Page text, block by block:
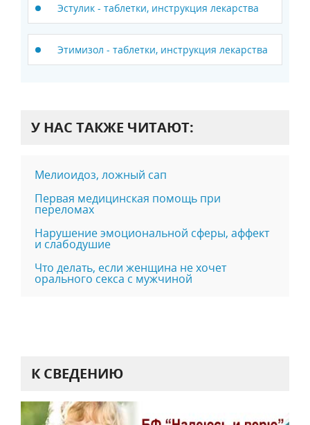
Эстулик - таблетки, инструкция лекарства
Этимизол - таблетки, инструкция лекарства
У НАС ТАКЖЕ ЧИТАЮТ:
Мелиоидоз, ложный сап
Первая медицинская помощь при
переломах
Нарушение эмоциональной сферы, аффект
и слабодушие
Что делать, если женщина не хочет
орального секса с мужчиной
К СВЕДЕНИЮ